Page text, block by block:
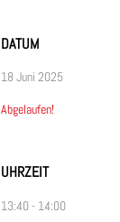
DATUM
18 Juni 2025
Abgelaufen!
UHRZEIT
13:40 - 14:00